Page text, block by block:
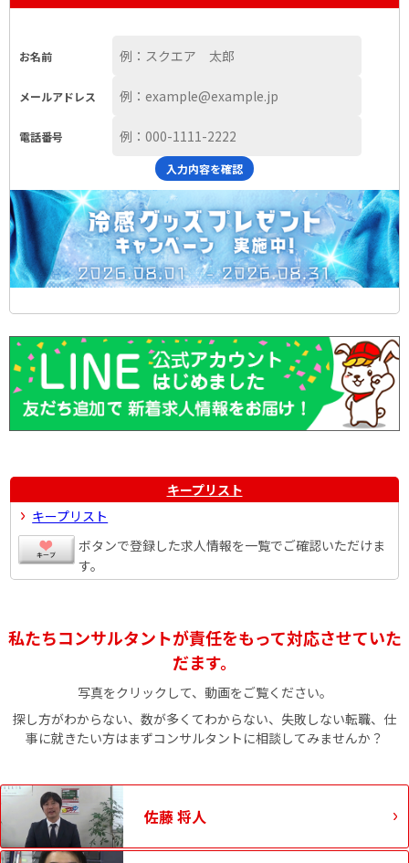
お名前
メールアドレス
電話番号
入力内容を確認
キープリスト
キープリスト
ボタンで登録した求人情報を一覧でご確認いただけま
す。
私たちコンサルタントが責任をもって対応させていた
だます。
写真をクリックして、動画をご覧ください。
探し方がわからない、数が多くてわからない、失敗しない転職、仕
事に就きたい方はまずコンサルタントに相談してみませんか？
佐藤 将人